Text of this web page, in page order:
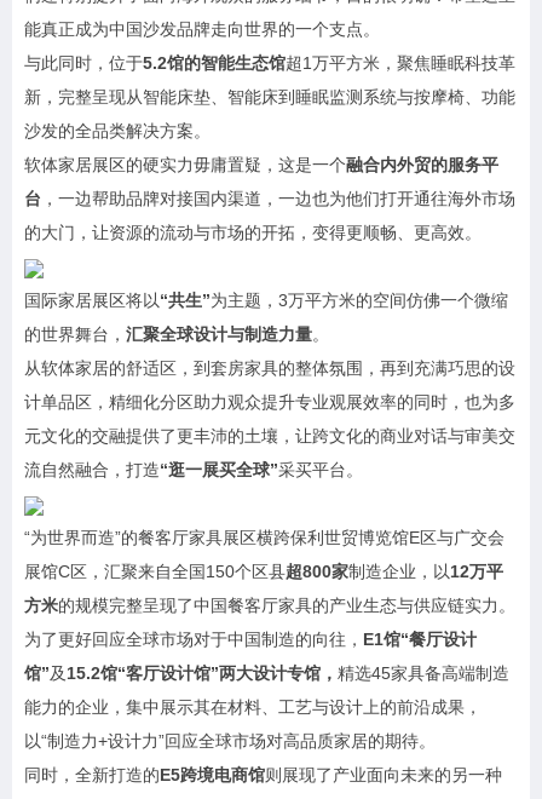
能真正成为中国沙发品牌走向世界的一个支点。
与此同时，位于5.2馆的智能生态馆超1万平方米，聚焦睡眠科技革
新，完整呈现从智能床垫、智能床到睡眠监测系统与按摩椅、功能
沙发的全品类解决方案。
软体家居展区的硬实力毋庸置疑，这是一个融合内外贸的服务平
台 ，一边帮助品牌对接国内渠道，一边也为他们打开通往海外市场
的大门，让资源的流动与市场的开拓，变得更顺畅、更高效。
国际家居展区将以“共生”为主题，3万平方米的空间仿佛一个微缩
的世界舞台， 汇聚全球设计与制造力量。
从软体家居的舒适区，到套房家具的整体氛围，再到充满巧思的设
计单品区，精细化分区助力观众提升专业观展效率的同时，也为多
元文化的交融提供了更丰沛的土壤，让跨文化的商业对话与审美交
流自然融合，打造“逛一展买全球”采买平台。
“为世界而造”的餐客厅家具展区横跨保利世贸博览馆E区与广交会
展馆C区，汇聚来自全国150个区县超800家制造企业，以12万平
方米的规模完整呈现了中国餐客厅家具的产业生态与供应链实力。
为了更好回应全球市场对于中国制造的向往， E1馆“餐厅设计
馆”及15.2馆“客厅设计馆”两大设计专馆， 精选45家具备高端制造
能力的企业，集中展示其在材料、工艺与设计上的前沿成果，
以“制造力+设计力”回应全球市场对高品质家居的期待。
同时，全新打造的E5跨境电商馆则展现了产业面向未来的另一种